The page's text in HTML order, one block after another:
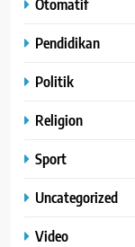
Otomatif
Pendidikan
Politik
Religion
Sport
Uncategorized
Video